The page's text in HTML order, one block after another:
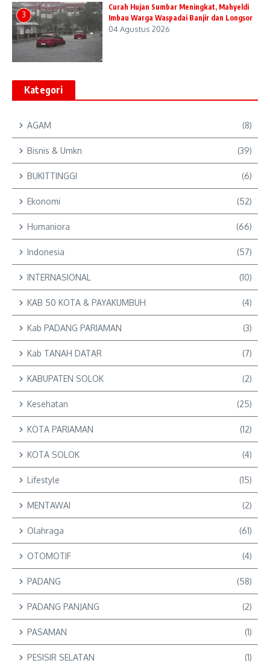
3
Curah Hujan Sumbar Meningkat, Mahyeldi
Imbau Warga Waspadai Banjir dan Longsor
04 Agustus 2026
Kategori
AGAM (8)
Bisnis & Umkn (39)
BUKITTINGGI (6)
Ekonomi (52)
Humaniora (66)
Indonesia (57)
INTERNASIONAL (10)
KAB 50 KOTA & PAYAKUMBUH (4)
Kab PADANG PARIAMAN (3)
Kab TANAH DATAR (7)
KABUPATEN SOLOK (2)
Kesehatan (25)
KOTA PARIAMAN (12)
KOTA SOLOK (4)
Lifestyle (15)
MENTAWAI (2)
Olahraga (61)
OTOMOTIF (4)
PADANG (58)
PADANG PANJANG (2)
PASAMAN (1)
PESISIR SELATAN (1)